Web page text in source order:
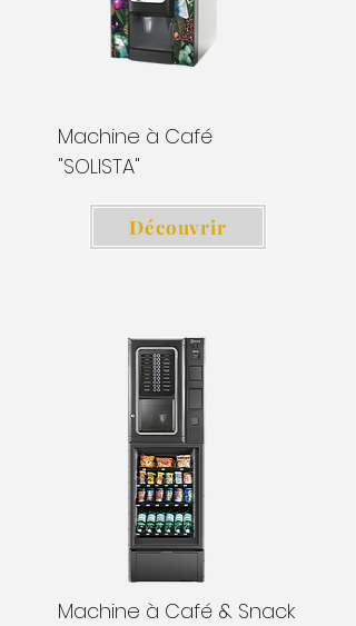
Machine à Café
"SOLISTA"
Découvrir
Machine à Café & Snack